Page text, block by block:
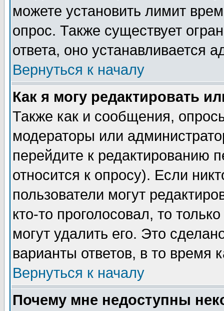
можете установить лимит
опрос. Также существует
ответа, оно устанавливается
Вернуться к началу
Как я могу редактировать
Также как и сообщения,
модераторы или
перейдите к редактированию
относится к опросу). Если
пользователи могут
кто-то проголосовал, то
могут удалить его. Это
варианты ответов, в то время
Вернуться к началу
Почему мне недоступны